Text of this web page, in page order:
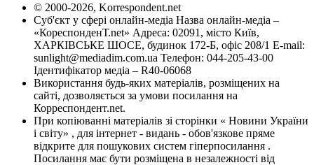
© 2000-2026, Korrespondent.net
Суб'єкт у сфері онлайн-медіа Назва онлайн-медіа –
«КореспонденТ.net» Адреса: 02091, місто Київ,
ХАРКІВСЬКЕ ШОСЕ, будинок 172-Б, офіс 208/1 E-mail:
sunlight@mediadim.com.ua Телефон: 044-205-43-00
Ідентифікатор медіа – R40-06068
Використання будь-яких матеріалів, розміщених на
сайті, дозволяється за умови посилання на
Корреспондент.net.
При копіюванні матеріалів зі сторінки « Новини України
і світу» , для інтернет - видань - обов'язкове пряме
відкрите для пошукових систем гіперпосилання .
Посилання має бути розміщена в незалежності від